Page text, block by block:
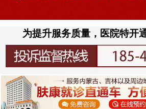
为提升服务质量，医院特开